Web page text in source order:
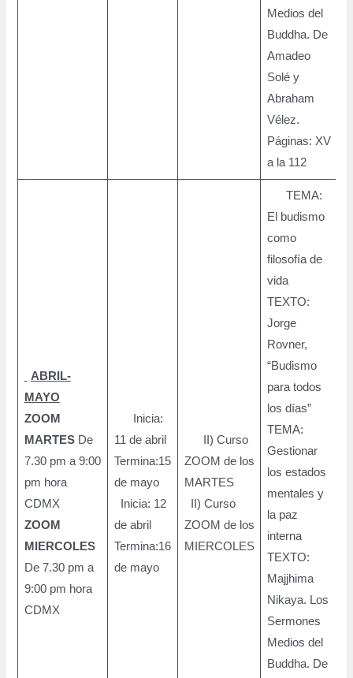
Medios del
Buddha. De
Amadeo
Solé y
Abraham
Vélez.
Páginas: XV
a la 112
ABRIL-
MAYO
ZOOM
MARTESDe
7.30 pm a 9:00
pm hora
CDMX
ZOOM
MIERCOLES
De 7.30 pm a
9:00 pm hora
CDMX
Inicia:
11 de abril
Termina:15
de mayo
Inicia: 12
de abril
Termina:16
de mayo
II) Curso
ZOOM de los
MARTES
II) Curso
ZOOM de los
MIERCOLES
TEMA:
El budismo
como
filosofía de
vida
TEXTO:
Jorge
Rovner,
“Budismo
para todos
los días”
TEMA:
Gestionar
los estados
mentales y
la paz
interna
TEXTO:
Majjhima
Nikaya. Los
Sermones
Medios del
Buddha. De